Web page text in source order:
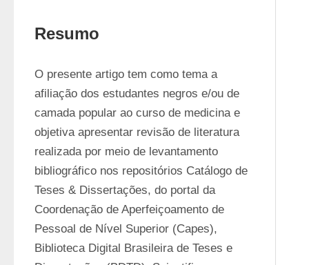
Resumo
O presente artigo tem como tema a
afiliação dos estudantes negros e/ou de
camada popular ao curso de medicina e
objetiva apresentar revisão de literatura
realizada por meio de levantamento
bibliográfico nos repositórios Catálogo de
Teses & Dissertações, do portal da
Coordenação de Aperfeiçoamento de
Pessoal de Nível Superior (Capes),
Biblioteca Digital Brasileira de Teses e